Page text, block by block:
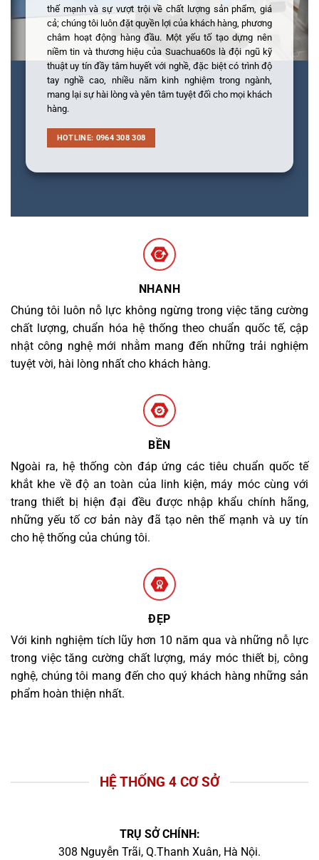
thế mạnh và sự vượt trội về chất lượng sản phẩm, giá
cả; chúng tôi luôn đặt quyền lợi của khách hàng, phương
châm hoạt động hàng đầu. Một yếu tố tạo dựng nên
niềm tin và thương hiệu của Suachua60s là đội ngũ kỹ
thuật uy tín đầy tâm huyết với nghề, đặc biệt có trình độ
tay nghề cao, nhiều năm kinh nghiệm trong ngành,
mang lại sự hài lòng và yên tâm tuyệt đối cho mọi khách
hàng.
HOTLINE: 0964 308 308
NHANH
Chúng tôi luôn nỗ lực không ngừng trong việc tăng cường
chất lượng, chuẩn hóa hệ thống theo chuẩn quốc tế, cập
nhật công nghệ mới nhằm mang đến những trải nghiệm
tuyệt vời, hài lòng nhất cho khách hàng.
BỀN
Ngoài ra, hệ thống còn đáp ứng các tiêu chuẩn quốc tế
khắt khe về độ an toàn của linh kiện, máy móc cùng với
trang thiết bị hiện đại đều được nhập khẩu chính hãng,
những yếu tố cơ bản này đã tạo nên thế mạnh và uy tín
cho hệ thống của chúng tôi.
ĐẸP
Với kinh nghiệm tích lũy hơn 10 năm qua và những nỗ lực
trong việc tăng cường chất lượng, máy móc thiết bị, công
nghệ, chúng tôi mang đến cho quý khách hàng những sản
phẩm hoàn thiện nhất.
HỆ THỐNG 4 CƠ SỞ
TRỤ SỞ CHÍNH:
308 Nguyễn Trãi, Q.Thanh Xuân, Hà Nội.